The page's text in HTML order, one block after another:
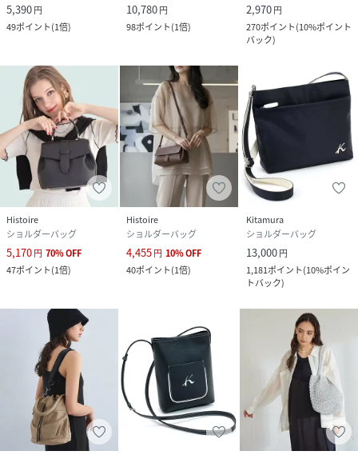
5,390円
49ポイント(1倍)
10,780円
98ポイント(1倍)
2,970円
270ポイント(10%ポイント
バック)
Histoire
ショルダーバッグ
5,170円 70%OFF
47ポイント(1倍)
Histoire
ショルダーバッグ
4,455円 10%OFF
40ポイント(1倍)
Kitamura
ショルダーバッグ
13,000円
1,181ポイント(10%ポイン
トバック)